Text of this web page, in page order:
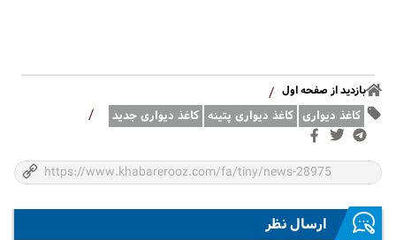
بازدید از صفحه اول /
کاغذ دیواری کاغذ دیواری پتینه کاغذ دیواری جدید /
ارسال نظر